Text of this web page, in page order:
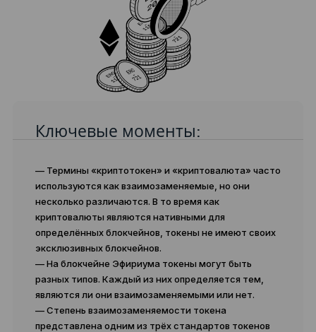
Ключевые моменты:
— Термины «криптотокен» и «криптовалюта» часто
используются как взаимозаменяемые, но они
несколько различаются. В то время как
криптовалюты являются нативными для
определённых блокчейнов, токены не имеют своих
эксклюзивных блокчейнов.
— На блокчейне Эфириума токены могут быть
разных типов. Каждый из них определяется тем,
являются ли они взаимозаменяемыми или нет.
— Степень взаимозаменяемости токена
представлена одним из трёх стандартов токенов